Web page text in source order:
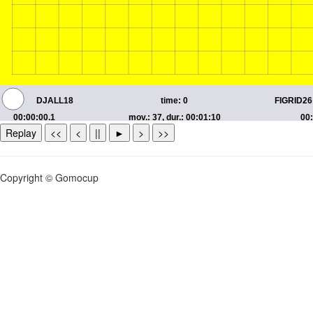
Replay << < || ► > >>
Copyright © Gomocup